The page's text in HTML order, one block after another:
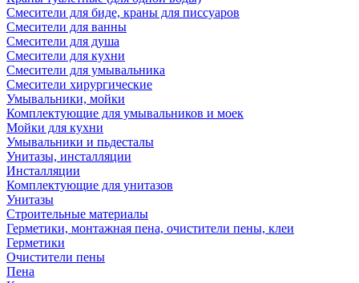
Смесители для биде, краны для писсуаров
Смесители для ванны
Смесители для душа
Смесители для кухни
Смесители для умывальника
Смесители хирургические
Умывальники, мойки
Комплектующие для умывальников и моек
Мойки для кухни
Умывальники и пьдесталы
Унитазы, инсталляции
Инсталляции
Комплектующие для унитазов
Унитазы
Строительные материалы
Герметики, монтажная пена, очистители пены, клеи
Герметики
Очистители пены
Пена